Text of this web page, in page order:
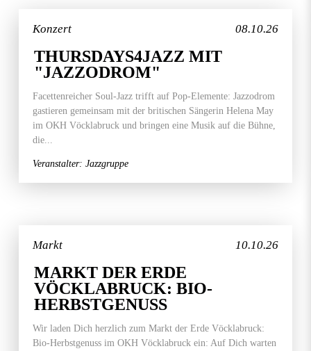
08.10.26
Konzert
THURSDAYS4JAZZ MIT
"JAZZODROM"
Facettenreicher Soul-Jazz trifft auf Pop-Elemente: Jazzodrom
gastieren gemeinsam mit der britischen Sängerin Helena May
im OKH Vöcklabruck und bringen eine Musik auf die Bühne,
die...
Veranstalter: Jazzgruppe
10.10.26
Markt
MARKT DER ERDE
VÖCKLABRUCK: BIO-
HERBSTGENUSS
Wir laden Dich herzlich zum Markt der Erde Vöcklabruck:
Bio-Herbstgenuss im OKH Vöcklabruck ein: Auf Dich warten